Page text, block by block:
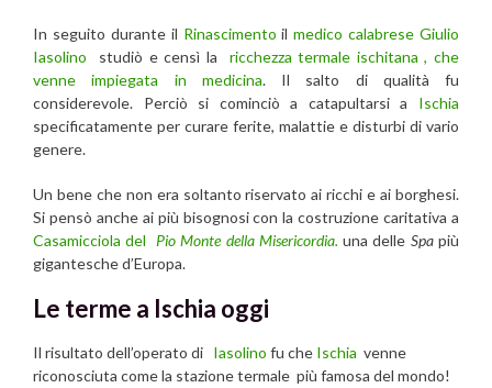
In seguito durante il Rinascimento ilmedico calabrese Giulio
Iasolino studiò e censì la ricchezza termale ischitana , che
venne impiegata in medicina. Il salto di qualità fu
considerevole. Perciò si cominciò a catapultarsi a Ischia
specificatamente per curare ferite, malattie e disturbi di vario
genere.
Un bene che non era soltanto riservato ai ricchi e ai borghesi.
Si pensò anche ai più bisognosi con la costruzione caritativa a
Casamicciola del Pio Monte della Misericordia. una delle Spapiù
gigantesche d’Europa.
Le terme a Ischia oggi
Il risultato dell’operato di Iasolino fu che Ischia venne
riconosciuta come la stazione termale più famosa del mondo!